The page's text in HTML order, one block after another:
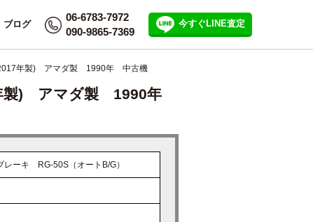
Menu
CATEGORIES
INFORMATION
個人情報保護方針
ご利用規約
サイトマップ
ブログ
06-6783-7972
090-9865-7369
今すぐLINE査定
年製) アマダ製 1990年 中古機
製) アマダ製 1990年
レーキ RG-50S（オートB/G）